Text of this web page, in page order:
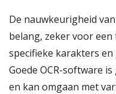
De nauwkeurigheid
belang, zeker voor
specifieke karakters
Goede OCR-software
en kan omgaan met